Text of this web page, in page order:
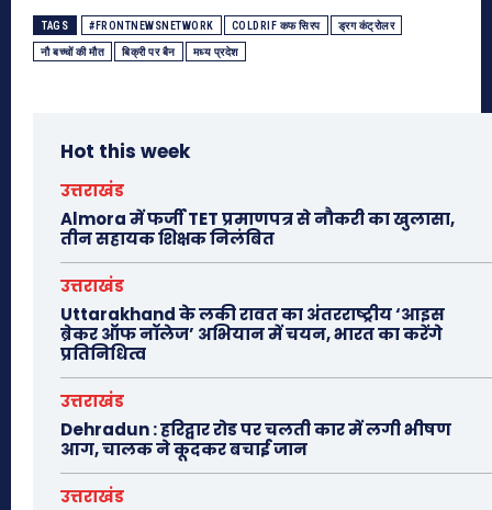
TAGS #FRONTNEWSNETWORK COLDRIF कफ सिरप ड्रग कंट्रोलर
नौ बच्चों की मौत बिक्री पर बैन मध्य प्रदेश
Hot this week
उत्तराखंड
Almora में फर्जी TET प्रमाणपत्र से नौकरी का खुलासा,
तीन सहायक शिक्षक निलंबित
उत्तराखंड
Uttarakhand के लकी रावत का अंतरराष्ट्रीय ‘आइस
ब्रेकर ऑफ नॉलेज’ अभियान में चयन, भारत का करेंगे
प्रतिनिधित्व
उत्तराखंड
Dehradun : हरिद्वार रोड पर चलती कार में लगी भीषण
आग, चालक ने कूदकर बचाई जान
उत्तराखंड